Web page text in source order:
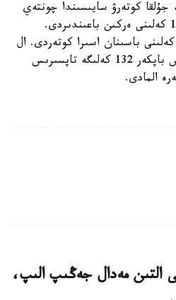
كوتەرۋ سايىسىندا چونتەي
ءبىرىنشى مۇمكىندىگىندە 125 كەلىنى ەركىن باعىندىردى.
ەكىنشى مۇمكىندىگىندە 130 كەلىنى باسىنان اسىرا كوتەردى. ال
ءۇشىنشى مۇمكىندىگىندە باس باپكەر 132 كەلىگە تاپسىرىس
المادى.
التىن مەدال جەڭىپ الىپ،